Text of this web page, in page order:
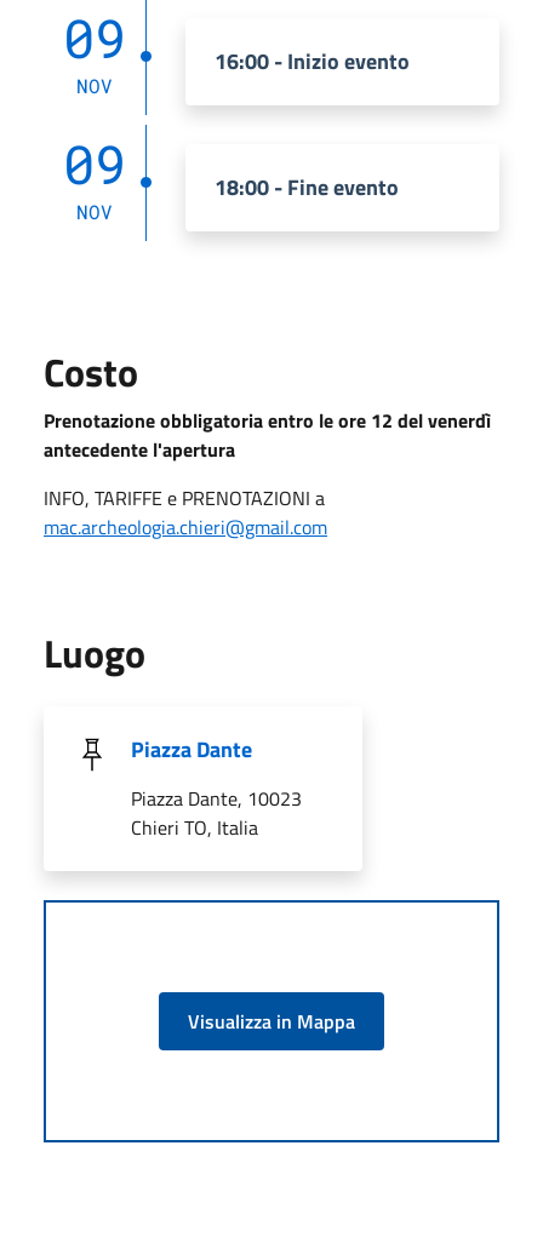
09
NOV
16:00 - Inizio evento
09
NOV
18:00 - Fine evento
Costo
Prenotazione obbligatoria entro le ore 12 del venerdì
antecedente l'apertura
INFO, TARIFFE e PRENOTAZIONI a
mac.archeologia.chieri@gmail.com
Luogo
Piazza Dante
Piazza Dante, 10023
Chieri TO, Italia
Visualizza in Mappa